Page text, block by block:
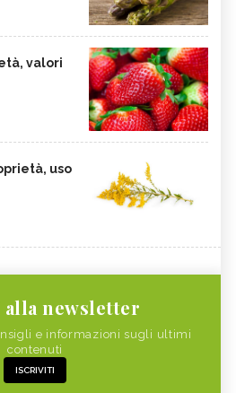
valori
uso
newsletter
e informazioni sugli ultimi
contenuti
ISCRIVITI